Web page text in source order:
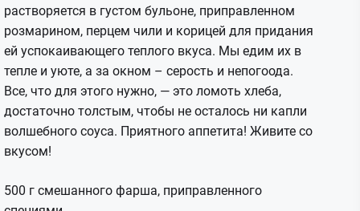
растворяется в густом бульоне, приправленном
розмарином, перцем чили и корицей для придания
ей успокаивающего теплого вкуса. Мы едим их в
тепле и уюте, а за окном – серость и непогоода.
Все, что для этого нужно, — это ломоть хлеба,
достаточно толстым, чтобы не осталось ни капли
волшебного соуса. Приятного аппетита! Живите со
вкусом!
500 г смешанного фарша, приправленного